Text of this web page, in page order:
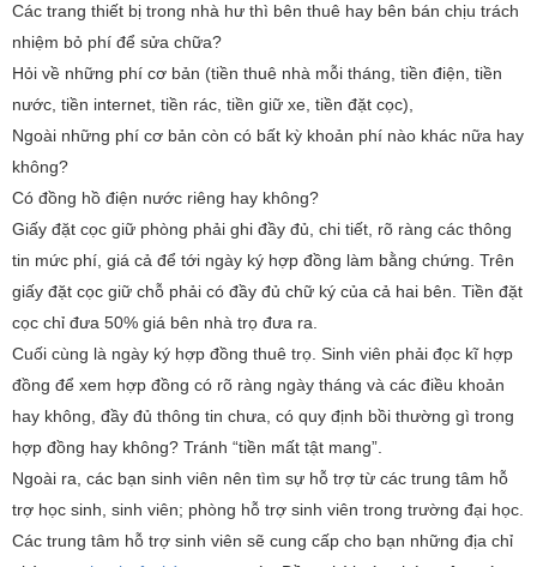
Các trang thiết bị trong nhà hư thì bên thuê hay bên bán chịu trách
nhiệm bỏ phí để sửa chữa?
Hỏi về những phí cơ bản (tiền thuê nhà mỗi tháng, tiền điện, tiền
nước, tiền internet, tiền rác, tiền giữ xe, tiền đặt cọc),
Ngoài những phí cơ bản còn có bất kỳ khoản phí nào khác nữa hay
không?
Có đồng hồ điện nước riêng hay không?
Giấy đặt cọc giữ phòng phải ghi đầy đủ, chi tiết, rõ ràng các thông
tin mức phí, giá cả để tới ngày ký hợp đồng làm bằng chứng. Trên
giấy đặt cọc giữ chỗ phải có đầy đủ chữ ký của cả hai bên. Tiền đặt
cọc chỉ đưa 50% giá bên nhà trọ đưa ra.
Cuối cùng là ngày ký hợp đồng thuê trọ. Sinh viên phải đọc kĩ hợp
đồng để xem hợp đồng có rõ ràng ngày tháng và các điều khoản
hay không, đầy đủ thông tin chưa, có quy định bồi thường gì trong
hợp đồng hay không? Tránh “tiền mất tật mang”.
Ngoài ra, các bạn sinh viên nên tìm sự hỗ trợ từ các trung tâm hỗ
trợ học sinh, sinh viên; phòng hỗ trợ sinh viên trong trường đại học.
Các trung tâm hỗ trợ sinh viên sẽ cung cấp cho bạn những địa chỉ